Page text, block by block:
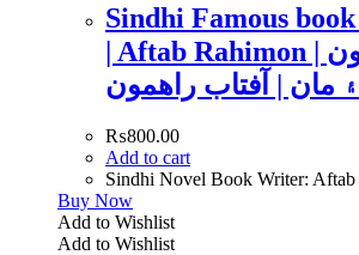
Sindhi Famous
| Aftab Rahimon | سنڌي ناول آئون
۽ مان | آفتاب راھمون
₨800.00
Add to cart
Sindhi Novel Book Writer: Aftab
Buy Now
Add to Wishlist
Add to Wishlist